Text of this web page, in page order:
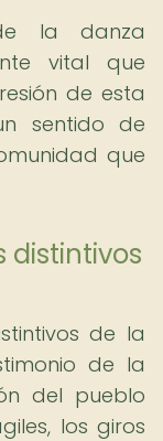
la danza
vital que
de esta
sentido de
que
distintivos
de la
de la
del pueblo
los giros